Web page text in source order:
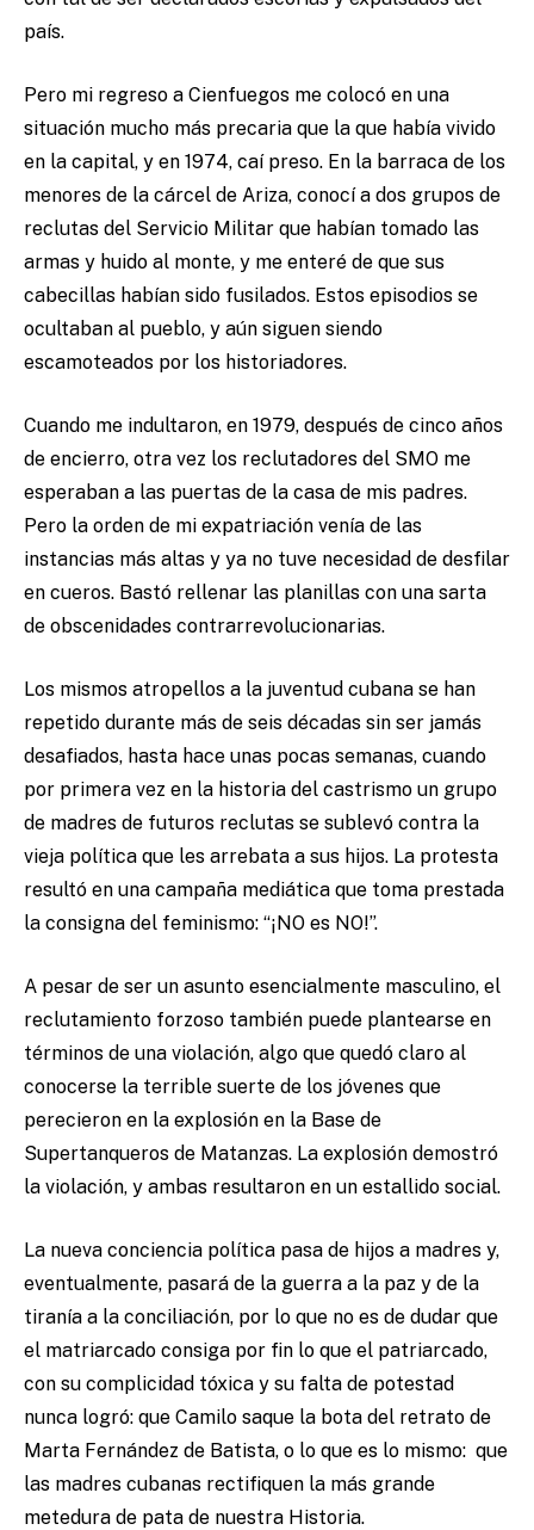
país.
Pero mi regreso a Cienfuegos me colocó en una
situación mucho más precaria que la que había vivido
en la capital, y en 1974, caí preso. En la barraca de los
menores de la cárcel de Ariza, conocí a dos grupos de
reclutas del Servicio Militar que habían tomado las
armas y huido al monte, y me enteré de que sus
cabecillas habían sido fusilados. Estos episodios se
ocultaban al pueblo, y aún siguen siendo
escamoteados por los historiadores.
Cuando me indultaron, en 1979, después de cinco años
de encierro, otra vez los reclutadores del SMO me
esperaban a las puertas de la casa de mis padres.
Pero la orden de mi expatriación venía de las
instancias más altas y ya no tuve necesidad de desfilar
en cueros. Bastó rellenar las planillas con una sarta
de obscenidades contrarrevolucionarias.
Los mismos atropellos a la juventud cubana se han
repetido durante más de seis décadas sin ser jamás
desafiados, hasta hace unas pocas semanas, cuando
por primera vez en la historia del castrismo un grupo
de madres de futuros reclutas se sublevó contra la
vieja política que les arrebata a sus hijos. La protesta
resultó en una campaña mediática que toma prestada
la consigna del feminismo: “¡NO es NO!”.
A pesar de ser un asunto esencialmente masculino, el
reclutamiento forzoso también puede plantearse en
términos de una violación, algo que quedó claro al
conocerse la terrible suerte de los jóvenes que
perecieron en la explosión en la Base de
Supertanqueros de Matanzas. La explosión demostró
la violación, y ambas resultaron en un estallido social.
La nueva conciencia política pasa de hijos a madres y,
eventualmente, pasará de la guerra a la paz y de la
tiranía a la conciliación, por lo que no es de dudar que
el matriarcado consiga por fin lo que el patriarcado,
con su complicidad tóxica y su falta de potestad
nunca logró: que Camilo saque la bota del retrato de
Marta Fernández de Batista, o lo que es lo mismo: que
las madres cubanas rectifiquen la más grande
metedura de pata de nuestra Historia.